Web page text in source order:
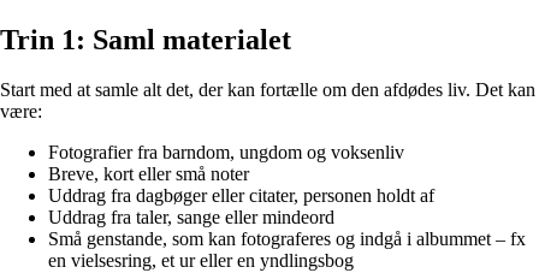
Trin 1: Saml materialet
Start med at samle alt det, der kan fortælle om den afdødes liv. Det kan
være:
Fotografier fra barndom, ungdom og voksenliv
Breve, kort eller små noter
Uddrag fra dagbøger eller citater, personen holdt af
Uddrag fra taler, sange eller mindeord
Små genstande, som kan fotograferes og indgå i albummet – fx
en vielsesring, et ur eller en yndlingsbog